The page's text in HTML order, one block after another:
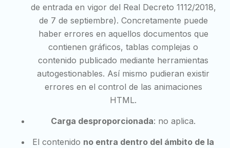
de entrada en vigor del Real Decreto 1112/2018,
de 7 de septiembre). Concretamente puede
haber errores en aquellos documentos que
contienen gráficos, tablas complejas o
contenido publicado mediante herramientas
autogestionables. Así mismo pudieran existir
errores en el control de las animaciones
HTML.
Carga desproporcionada: no aplica.
El contenido no entra dentro del ámbito de la